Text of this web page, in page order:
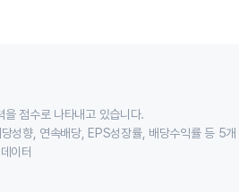
을 점수로 나타내고 있습니다.
성향, 연속배당, EPS성장률, 배당수익률 등 5
이터